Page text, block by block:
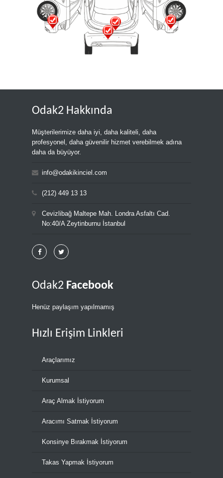
Odak2 Hakkında
Müşterilerimize daha iyi, daha kaliteli, daha
profesyonel, daha güvenilir hizmet verebilmek adına
daha da büyüyor.
info@odakikinciel.com
(212) 449 13 13
Cevizlibağ Maltepe Mah. Londra Asfaltı Cad.
No:40/A Zeytinburnu İstanbul
Odak2 Facebook
Henüz paylaşım yapılmamış
Hızlı Erişim Linkleri
Araçlarımız
Kurumsal
Araç Almak İstiyorum
Aracımı Satmak İstiyorum
Konsinye Bırakmak İstiyorum
Takas Yapmak İstiyorum